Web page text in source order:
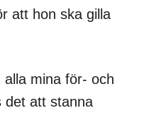
att hon ska gilla
mina för- och
det att stanna